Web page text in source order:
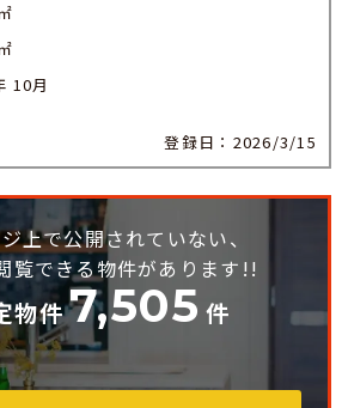
10月
登録日：2026/3/15
上で公開されていない、
覧できる物件があります!!
物件7,505 件